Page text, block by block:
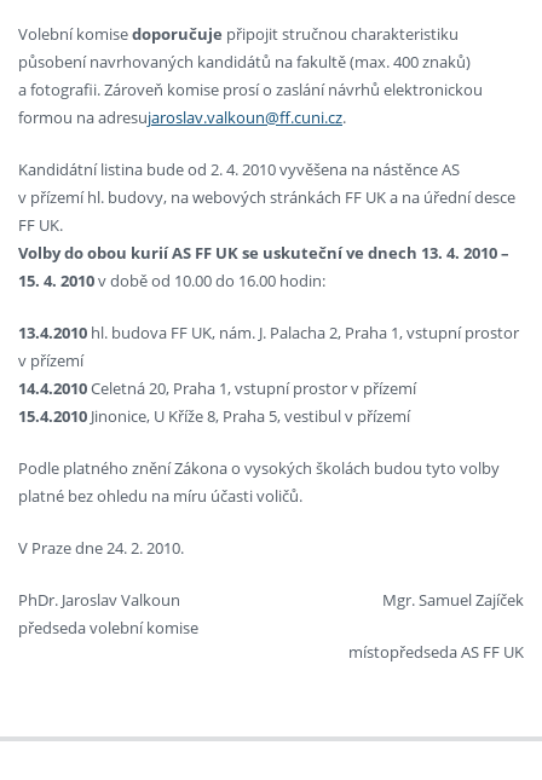
Volební komisedoporučuje připojit stručnou charakteristiku
působení navrhovaných kandidátů na fakultě (max. 400 znaků)
a fotografii. Zároveň komise prosí o zaslání návrhů elektronickou
formou na adresujaroslav.valkoun@ff.cuni.cz.
Kandidátní listina bude od 2. 4. 2010 vyvěšena na nástěnce AS
v přízemí hl. budovy, na webových stránkách FF UK a na úřední desce
FF UK.
Volby do obou kurií AS FF UK se uskuteční ve dnech 13. 4. 2010 –
15. 4. 2010v době od 10.00 do 16.00 hodin:
13.4.2010 hl. budova FF UK, nám. J. Palacha 2, Praha 1, vstupní prostor
v přízemí
14.4.2010Celetná 20, Praha 1, vstupní prostor v přízemí
15.4.2010 Jinonice, U Kříže 8, Praha 5, vestibul v přízemí
Podle platného znění Zákona o vysokých školách budou tyto volby
platné bez ohledu na míru účasti voličů.
V Praze dne 24. 2. 2010.
PhDr. Jaroslav Valkoun
předseda volební komise
Mgr. Samuel Zajíček
místopředseda AS FF UK